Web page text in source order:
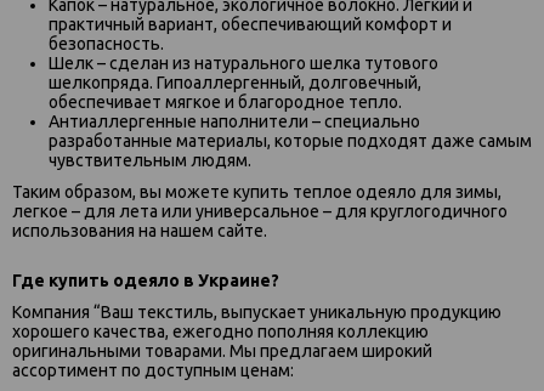
Капок – натуральное, экологичное волокно. Легкий и
практичный вариант, обеспечивающий комфорт и
безопасность.
Шелк – сделан из натурального шелка тутового
шелкопряда. Гипоаллергенный, долговечный,
обеспечивает мягкое и благородное тепло.
Антиаллергенные наполнители – специально
разработанные материалы, которые подходят даже самым
чувствительным людям.
Таким образом, вы можете купить теплое одеяло для зимы,
легкое – для лета или универсальное – для круглогодичного
использования на нашем сайте.
Где купить одеяло в Украине?
Компания “Ваш текстиль, выпускает уникальную продукцию
хорошего качества, ежегодно пополняя коллекцию
оригинальными товарами. Мы предлагаем широкий
ассортимент по доступным ценам: